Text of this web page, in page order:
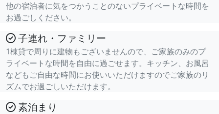
他の宿泊者に気をつかうことのないプライベートな時間を
お過ごしください。
子連れ・ファミリー
1棟貸で周りに建物もございませんので、ご家族のみのプ
ライベートな時間を自由に過ごせます。キッチン、お風呂
などもご自由な時間にお使いいただけますのでご家族のリ
ズムでお過ごしいただけます。
素泊まり